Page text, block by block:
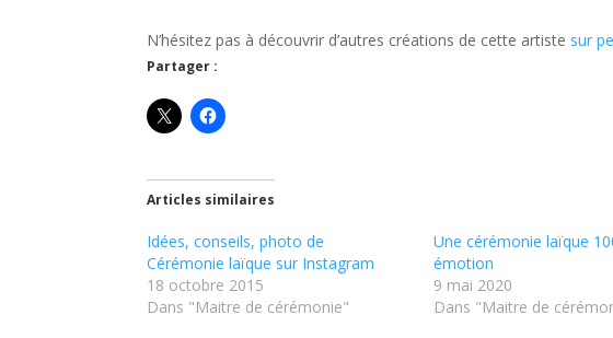
N’hésitez pas à découvrir d’autres créations de cette artiste sur
Partager :
Articles similaires
Idées, conseils, photo de
Cérémonie laïque sur Instagram
18 octobre 2015
Dans "Maitre de cérémonie"
Une cérémonie laïque
émotion
9 mai 2020
Dans "Maitre de